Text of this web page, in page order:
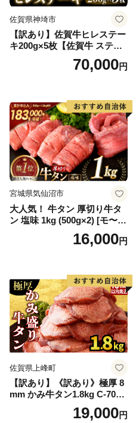
佐賀県神埼市
【訳あり】佐賀牛ヒレステー
キ200g×5枚【佐賀牛 ステー
キ ブランド肉 ヒレ肉 フィレ
肉 ジューシー ヘルシー】(H0
70,000円
宮城県気仙沼市
大人気！ 牛タン 厚切り牛タ
ン 塩味 1kg (500g×2) [モ〜ラ
ンド 宮城県 気仙沼市 205646
60] 肉 牛肉 精肉 牛たん 牛タ
厚切り タン
16,000円
佐賀県上峰町
【訳あり】《訳あり》極厚 8
mm かみ牛タン1.8kg C-709-
19,000円